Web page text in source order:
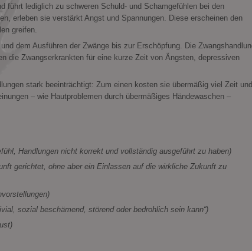
führt lediglich zu schweren Schuld- und Schamgefühlen bei den
erleben sie verstärkt Angst und Spannungen. Diese erscheinen den
greifen.
dem Ausführen der Zwänge bis zur Erschöpfung. Die
die Zwangserkrankten für eine kurze Zeit von Ängsten, depressiven
stark beeinträchtigt: Zum einen kosten sie übermäßig viel Zeit und
– wie Hautproblemen durch übermäßiges Händewaschen –
Handlungen nicht korrekt und vollständig ausgeführt zu haben)
gerichtet, ohne aber ein Einlassen auf die wirkliche Zukunft zu
sozial beschämend, störend oder bedrohlich sein kann“)